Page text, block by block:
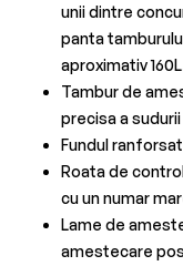
unii dintre
panta
aproximativ
Tambur de
precisa a sudurii
Fundul
Roata de
cu un numar
Lame de
amestecare